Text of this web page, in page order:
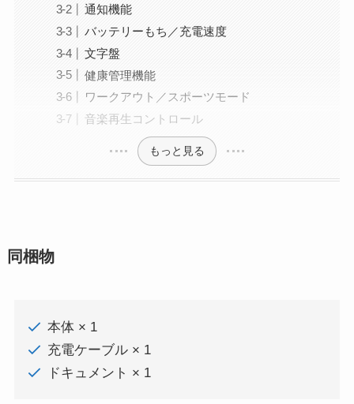
通知機能
バッテリーもち／充電速度
文字盤
健康管理機能
ワークアウト／スポーツモード
音楽再生コントロール
もっと見る
同梱物
本体 × 1
充電ケーブル × 1
ドキュメント × 1